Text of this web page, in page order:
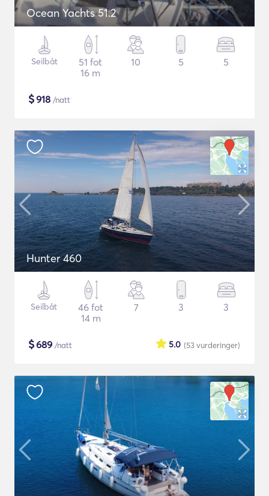
Ocean Yachts 51.2
Seilbåt
51 fot
16 m
10 5 5
$918 /natt
Hunter 460
Seilbåt
46 fot
14 m
7 3 3
$689 /natt (53vurderinger)
5.0